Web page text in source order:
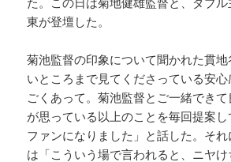
た。この日は菊地健雄監督と、ダブ
東が登壇した。
菊池監督の印象について聞かれた貫
いところまで見てくださっている安
ごくあって。菊池監督とご一緒でき
が思っている以上のことを毎回提案
ファンになりました」と話した。そ
は「こういう場で言われると、ニヤ